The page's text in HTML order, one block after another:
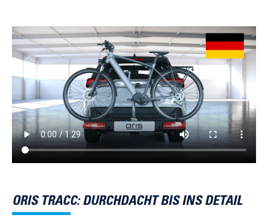
ORIS TRACC: DURCHDACHT BIS INS DETAIL